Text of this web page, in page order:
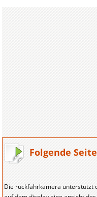
Folgende Seite
Die rückfahrkamera unterstützt